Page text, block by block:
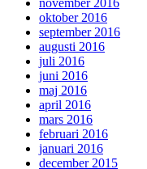
november 2016
oktober 2016
september 2016
augusti 2016
juli 2016
juni 2016
maj 2016
april 2016
mars 2016
februari 2016
januari 2016
december 2015